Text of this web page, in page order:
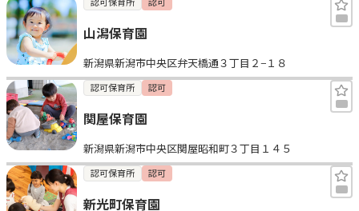
山潟保育園
新潟県新潟市中央区弁天橋通３丁目２−１８
認可保育所 認可
関屋保育園
新潟県新潟市中央区関屋昭和町３丁目１４５
認可保育所 認可
新光町保育園